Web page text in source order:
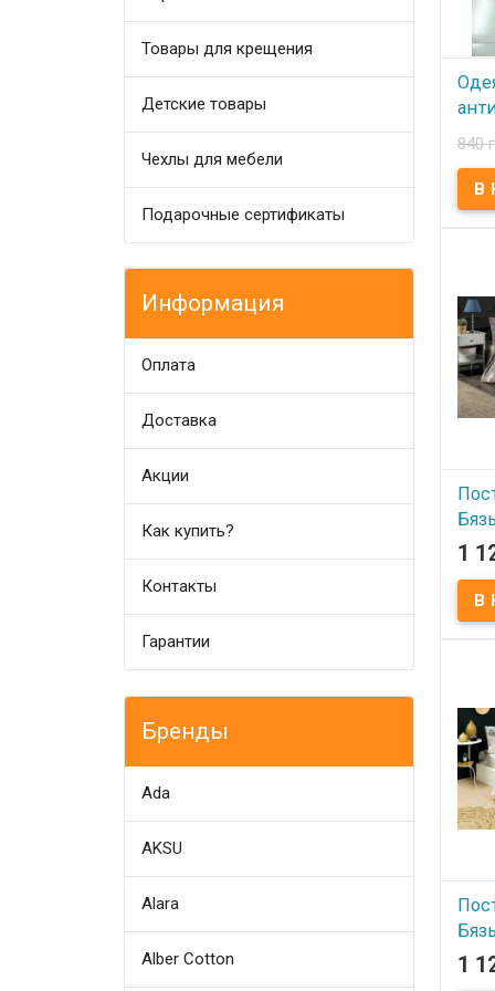
Товары для крещения
Детские товары
Чехлы для мебели
Подарочные сертификаты
Информация
Оплата
Доставка
Акции
Как купить?
Контакты
Гарантии
Бренды
Ada
AKSU
Alara
Alber Cotton
В
1900
840
В
1
1